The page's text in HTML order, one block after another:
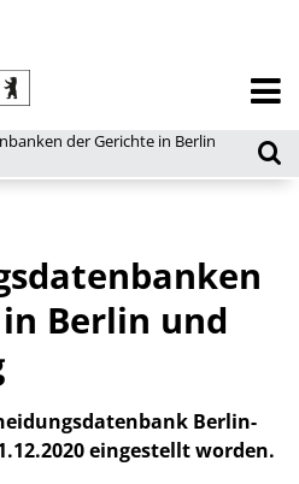
der Gerichte in Berlin
Berlin und
Berlin-
eingestellt worden.